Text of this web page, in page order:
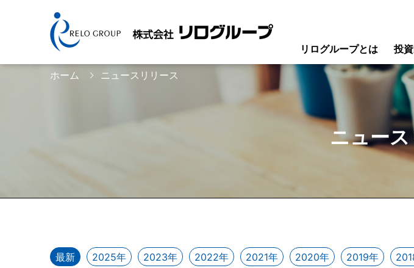
リログループとは 投
ニュー
ホーム ニュースリリース
最新 2025年 2023年 2022年 2021年 2020年 2019年